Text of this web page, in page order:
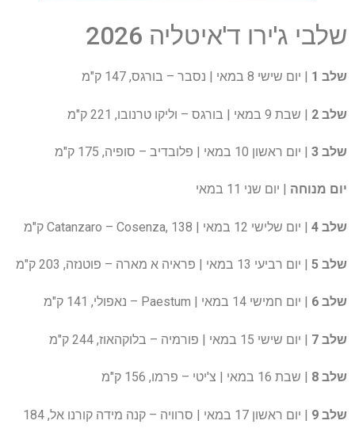
שלבי ג'ירו ד'איטליה 2026
שלב 1 | יום שישי 8 במאי | נסבר – בורגס, 147 ק"מ
שלב 2 | שבת 9 במאי | בורגס – וליקו טרנובו, 221 ק"מ
שלב 3 | יום ראשון 10 במאי | פלובדיב – סופיה, 175 ק"מ
יום מנוחה | יום שני 11 במאי
שלב 4 | יום שלישי 12 במאי | Catanzaro – Cosenza, 138 ק"מ
שלב 5 | יום רביעי 13 במאי | פראיה א מארה – פוטנזה, 203 ק"מ
שלב 6 | יום חמישי 14 במאי | Paestum – נאפולי, 141 ק"מ
שלב 7 | יום שישי 15 במאי | פורמיה – בלוקהאוז, 244 ק"מ
שלב 8 | שבת 16 במאי | צ'יטי – פרמו, 156 ק"מ
שלב 9
| יום ראשון 17 במאי | סרוויה – קנה מידה קורנו אל, 184